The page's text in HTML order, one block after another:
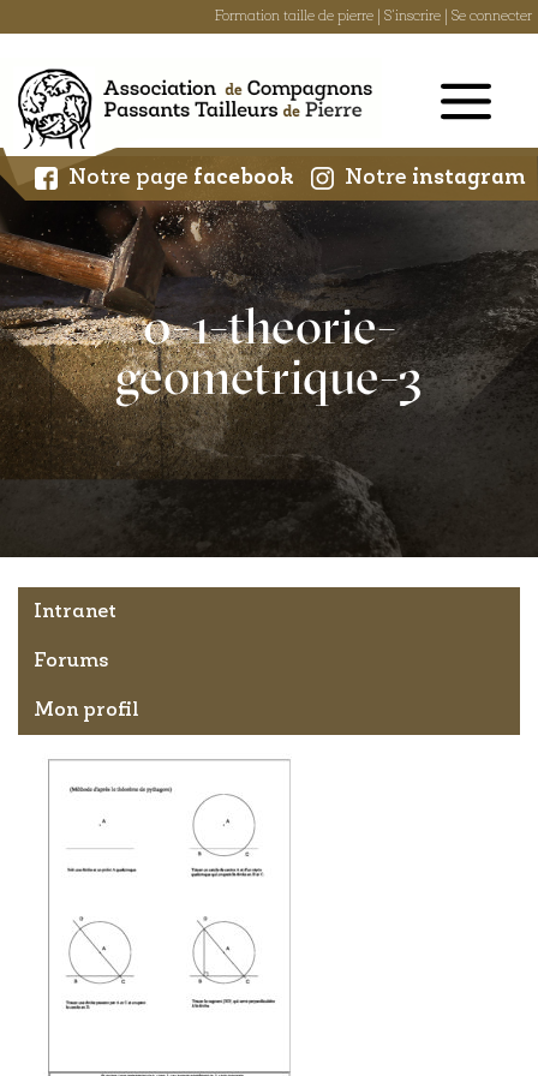
Formation taille de pierre S'inscrire Se connecter
content
Notre page facebook Notre instagram
0-1-theorie-
geometrique-3
Intranet
Forums
Mon profil